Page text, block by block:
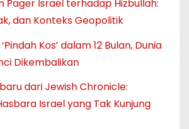
Pager Israel terhadap Hizbullah:
dan Konteks Geopolitik
Kos’ dalam 12 Bulan, Dunia
Dikembalikan
dari Jewish Chronicle:
Israel yang Tak Kunjung